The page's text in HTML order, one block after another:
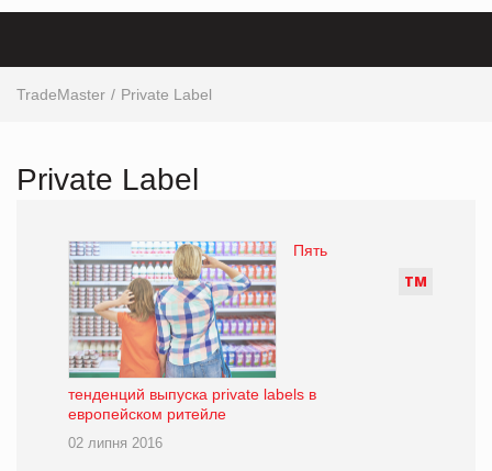
TradeMaster Private Label
Private Label
ТМ
Пять
тенденций выпуска private labels в
европейском ритейле
02 липня 2016